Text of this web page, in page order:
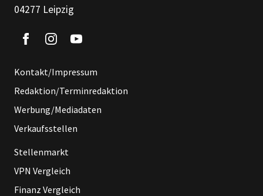
04277 Leipzig
Kontakt/Impressum
Redaktion/Terminredaktion
Werbung/Mediadaten
Verkaufsstellen
Stellenmarkt
VPN Vergleich
Finanz Vergleich